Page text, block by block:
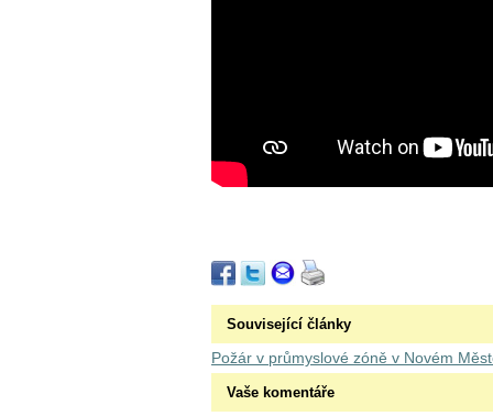
Související články
Požár v průmyslové zóně v Novém
Vaše komentáře